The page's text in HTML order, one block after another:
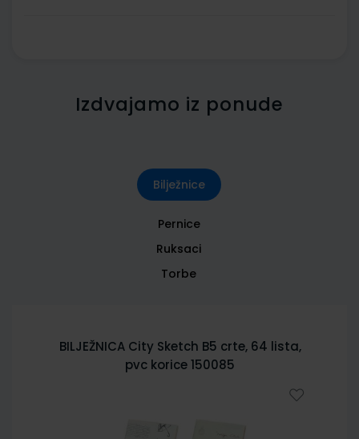
Izdvajamo iz ponude
Bilježnice
Pernice
Ruksaci
Torbe
BILJEŽNICA City Sketch B5 crte, 64 lista,
pvc korice 150085